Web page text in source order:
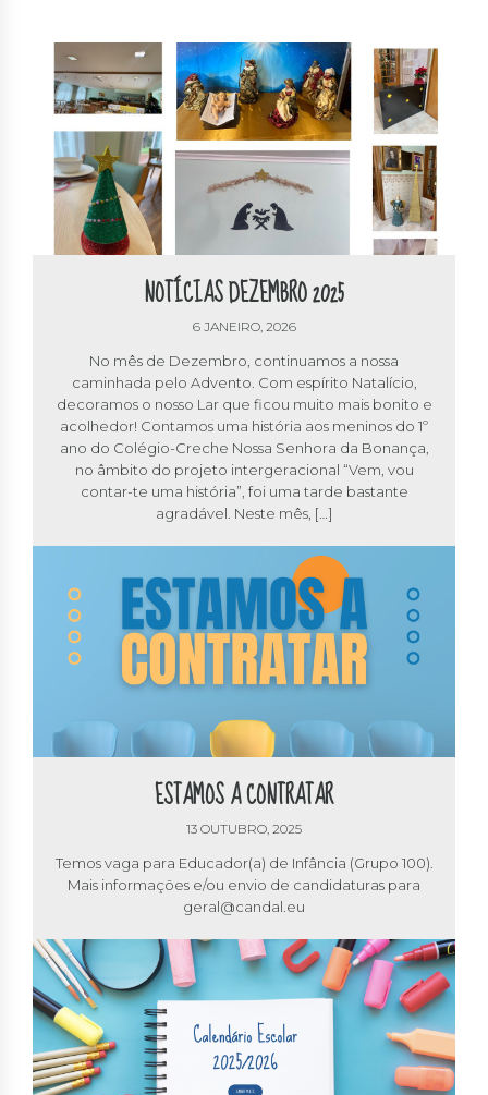
NOTÍCIAS DEZEMBRO 2025
6 JANEIRO, 2026
No mês de Dezembro, continuamos a nossa
caminhada pelo Advento. Com espírito Natalício,
decoramos o nosso Lar que ficou muito mais bonito e
acolhedor! Contamos uma história aos meninos do 1º
ano do Colégio-Creche Nossa Senhora da Bonança,
no âmbito do projeto intergeracional “Vem, vou
contar-te uma história”, foi uma tarde bastante
agradável. Neste mês, […]
ESTAMOS A CONTRATAR
13 OUTUBRO, 2025
Temos vaga para Educador(a) de Infância (Grupo 100).
Mais informações e/ou envio de candidaturas para
geral@candal.eu